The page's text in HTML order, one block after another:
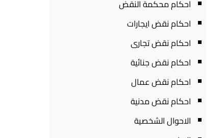
احكام محكمة النقض
احكام نقض ايجارات
احكام نقض تجارى
احكام نقض جنائية
احكام نقض عمال
احكام نقض مدنية
الاحوال الشخصية